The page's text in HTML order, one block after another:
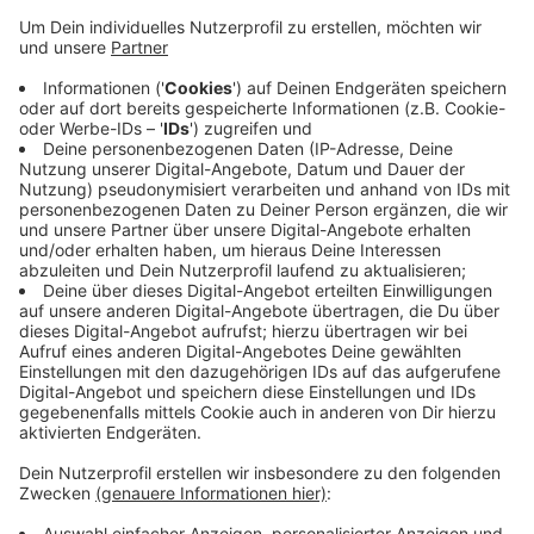
Deshalb sind von ca. 10 Uhr auf der Bahnstrecke
Enschede -Lüdinghausen – Dortmund. Ersatzbusse
zwischen Coesfeld und Dortmund im Einsatz. Fahrzeit:
fast zweieinhalb Stunden. Morgen zum Berufsverkehr
fahren die Züge zumindest wieder bis Lünen. Auf der
Strecke Coesfeld – Reken – Dorsten gehen die
Bauarbeiten heute in den Endspurt. Morgen fahren die
meisten Züge wieder zwischen Coesfeld und Dorsten.
Hier sind seit einer Woche Busse unterwegs. Den
Ersatzfahrplan finden SieHIER.
Anzeige